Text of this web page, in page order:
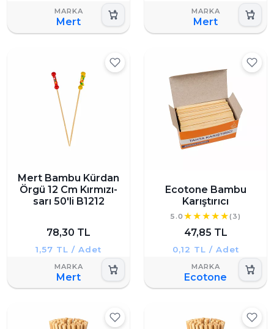
Mert Mert
Mert Bambu Kürdan
Örgü 12 Cm Kırmızı-
sarı 50'li B1212
78,30 TL
1,57 TL / Adet
Mert
Ecotone Bambu
Karıştırıcı
5.0 (3)
47,85 TL
0,12 TL / Adet
Ecotone